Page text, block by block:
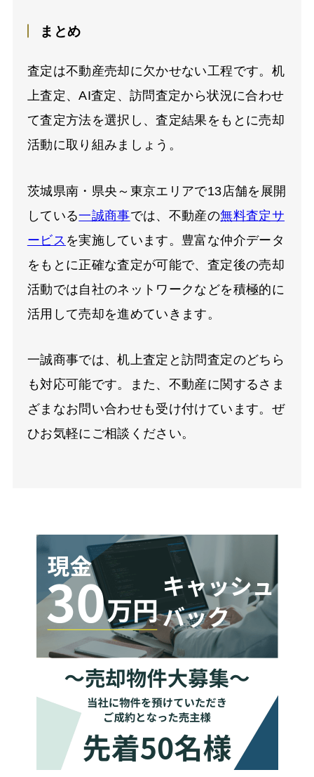
まとめ
査定は不動産売却に欠かせない工程です。机
上査定、AI査定、訪問査定から状況に合わせ
て査定方法を選択し、査定結果をもとに売却
活動に取り組みましょう。
茨城県南・県央～東京エリアで13店舗を展開
している一誠商事では、不動産の無料査定サ
ービス を実施しています。豊富な仲介データ
をもとに正確な査定が可能で、査定後の売却
活動では自社のネットワークなどを積極的に
活用して売却を進めていきます。
一誠商事では、机上査定と訪問査定のどちら
も対応可能です。また、不動産に関するさま
ざまなお問い合わせも受け付けています。ぜ
ひお気軽にご相談ください。